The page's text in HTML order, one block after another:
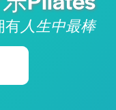
有人生中最棒